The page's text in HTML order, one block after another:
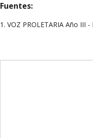
Fuentes:
1. VOZ PROLETARIA Año III